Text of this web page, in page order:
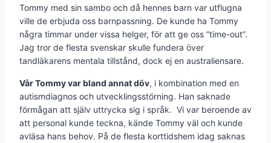
Tommy med sin sambo och då hennes barn var utflugna
ville de erbjuda oss barnpassning. De kunde ha Tommy
några timmar under vissa helger, för att ge oss ”time-out”.
Jag tror de flesta svenskar skulle fundera över
tandläkarens mentala tillstånd, dock ej en australiensare.
Vår Tommy var bland annat döv, i kombination med en
autismdiagnos och utvecklingsstörning. Han saknade
förmågan att själv uttrycka sig i språk. Vi var beroende av
att personal kunde teckna, kände Tommy väl och kunde
avläsa hans behov. På de flesta korttids­hem idag saknas